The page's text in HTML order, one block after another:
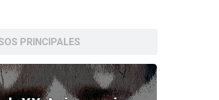
PRINCIPALES